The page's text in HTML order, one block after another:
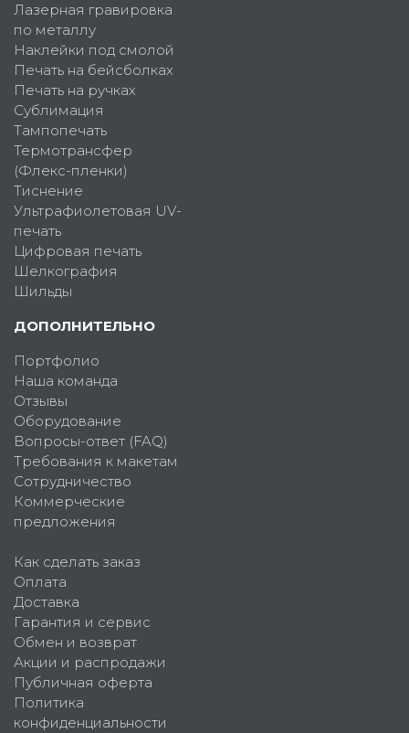
Лазерная гравировка
по металлу
Наклейки под смолой
Печать на бейсболках
Печать на ручках
Сублимация
Тампопечать
Термотрансфер
(Флекс-пленки)
Тиснение
Ультрафиолетовая UV-
печать
Цифровая печать
Шелкография
Шильды
ДОПОЛНИТЕЛЬНО
Портфолио
Наша команда
Отзывы
Оборудование
Вопросы-ответ (FAQ)
Требования к макетам
Сотрудничество
Коммерческие
предложения
Как сделать заказ
Оплата
Доставка
Гарантия и сервис
Обмен и возврат
Акции и распродажи
Публичная оферта
Политика
конфиденциальности